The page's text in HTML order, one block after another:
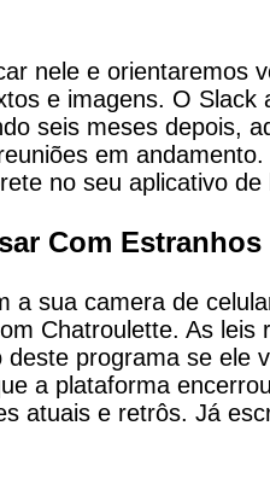
nele e orientaremos
e imagens. O
seis meses depois,
em
no seu aplicativo
Com
a sua camera de
Chatroulette. As
programa se
a plataforma
atuais e retrôs. Já